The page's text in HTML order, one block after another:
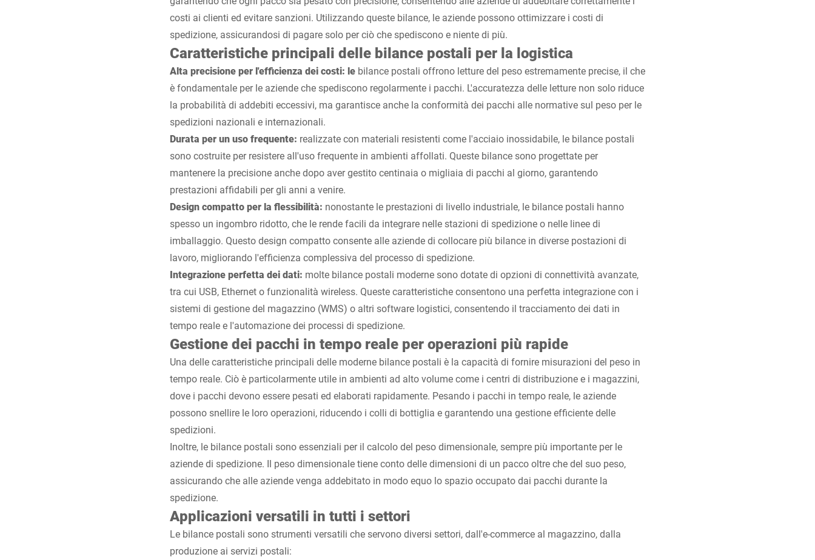
costi ai clienti ed evitare sanzioni. Utilizzando queste bilance, le aziende possono ottimizzare i costi di
spedizione, assicurandosi di pagare solo per ciò che spediscono e niente di più.
Caratteristiche principali delle bilance postali per la logistica
Alta precisione per l'efficienza dei costi: le bilance postali offrono letture del peso estremamente precise, il che
è fondamentale per le aziende che spediscono regolarmente i pacchi. L'accuratezza delle letture non solo riduce
la probabilità di addebiti eccessivi, ma garantisce anche la conformità dei pacchi alle normative sul peso per le
spedizioni nazionali e internazionali.
Durata per un uso frequente: realizzate con materiali resistenti come l'acciaio inossidabile, le bilance postali
sono costruite per resistere all'uso frequente in ambienti affollati. Queste bilance sono progettate per
mantenere la precisione anche dopo aver gestito centinaia o migliaia di pacchi al giorno, garantendo
prestazioni affidabili per gli anni a venire.
Design compatto per la flessibilità: nonostante le prestazioni di livello industriale, le bilance postali hanno
spesso un ingombro ridotto, che le rende facili da integrare nelle stazioni di spedizione o nelle linee di
imballaggio. Questo design compatto consente alle aziende di collocare più bilance in diverse postazioni di
lavoro, migliorando l'efficienza complessiva del processo di spedizione.
Integrazione perfetta dei dati: molte bilance postali moderne sono dotate di opzioni di connettività avanzate,
tra cui USB, Ethernet o funzionalità wireless. Queste caratteristiche consentono una perfetta integrazione con i
sistemi di gestione del magazzino (WMS) o altri software logistici, consentendo il tracciamento dei dati in
tempo reale e l'automazione dei processi di spedizione.
Gestione dei pacchi in tempo reale per operazioni più rapide
Una delle caratteristiche principali delle moderne bilance postali è la capacità di fornire misurazioni del peso in
tempo reale. Ciò è particolarmente utile in ambienti ad alto volume come i centri di distribuzione e i magazzini,
dove i pacchi devono essere pesati ed elaborati rapidamente. Pesando i pacchi in tempo reale, le aziende
possono snellire le loro operazioni, riducendo i colli di bottiglia e garantendo una gestione efficiente delle
spedizioni.
Inoltre, le bilance postali sono essenziali per il calcolo del peso dimensionale, sempre più importante per le
aziende di spedizione. Il peso dimensionale tiene conto delle dimensioni di un pacco oltre che del suo peso,
assicurando che alle aziende venga addebitato in modo equo lo spazio occupato dai pacchi durante la
spedizione.
Applicazioni versatili in tutti i settori
Le bilance postali sono strumenti versatili che servono diversi settori, dall'e-commerce al magazzino, dalla
produzione ai servizi postali: